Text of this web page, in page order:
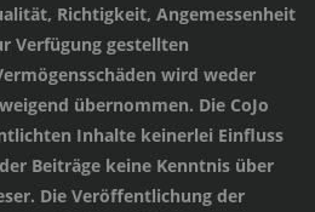
Richtigkeit, Angemessenheit
Verfügung gestellten
wird weder
übernommen. Die CoJo
Inhalte keinerlei Einfluss
Beiträge keine Kenntnis über
Die Veröffentlichung der